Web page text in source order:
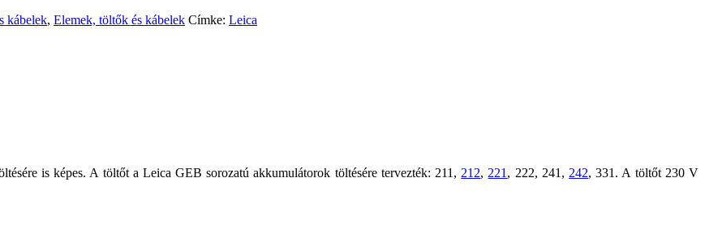
kábelek, Elemek, töltők és kábelek Címke: Leica
is képes. A töltőt a Leica GEB sorozatú akkumulátorok töltésére tervezték: 211, 212, 221 , 222, 241, 242, 331. A töltőt 230 V